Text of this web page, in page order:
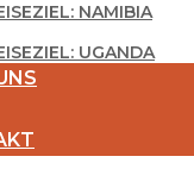
NAMIBIA
UGANDA